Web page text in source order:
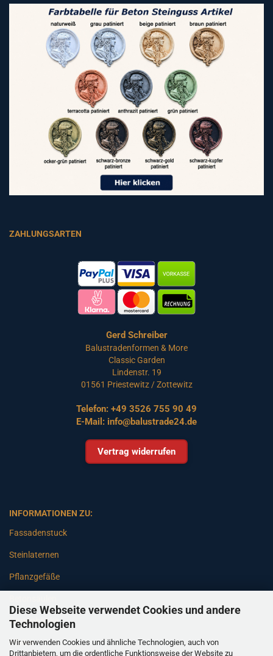
Diese Webseite verwendet Cookies und andere
Technologien
Wir verwenden Cookies und ähnliche Technologien, auch von
Drittanbietern, um die ordentliche Funktionsweise der Website zu
ZAHLUNGSARTEN
Gerd Schreiber
Balustradenformen & More
Classic Garden
Lindenstr. 19
01561 Priestewitz / Zottewitz
Telefon: +49 3526 755 90 49
E-Mail: info@balustrade24.de
Vertrag widerrufen
INFORMATIONEN ZU:
Fassadenstuck
Steinlaternen
Pflanzgefäße
Gartenbänke
Pfeiler